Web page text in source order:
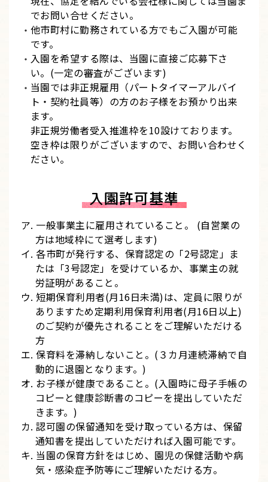
でお問い合せください。
他市町村に勤務されている方でもご入園が可能
です。
入園を希望する際は、当園に直接ご応募下さ
い。(一定の審査がございます)
当園では非正規雇用（パートタイマーアルバイ
ト・契約社員等）の方のお子様をお預かり出来
ます。
非正規労働者受入推進枠を10設けております。
空き枠は限りがございますので、お問い合わせく
ださい。
入園許可基準
ア. 一般事業主に雇用されていること。 (自営業の
方は地域枠にて選考します)
イ. 各市町が発行する、保育認定の「2号認定」ま
たは「3号認定」を受けているか、事業主の就
労証明があること。
ウ. 短期保育利用者(月16日未満)は、定員に限りが
ありますため定期利用保育利用者(月16日以上)
のご契約が優先されることをご理解いただける
方
エ. 保育料を滞納しないこと。(３カ月連続滞納で自
動的に退園となります。)
オ. お子様が健康であること。(入園時に母子手帳の
コピーと健康診断書のコピーを提出していただ
きます。)
カ. 認可園の保留通知を受け取っている方は、保留
通知書を提出していただければ入園可能です。
キ. 当園の保育方針をはじめ、園児の保健活動や病
気・感染症予防等にご理解いただける方。